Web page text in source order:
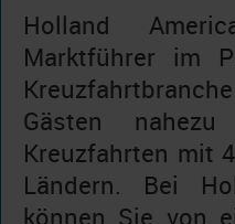
Holland
Marktführer im
Gästen
Kreuzfahrten mit
Ländern. Bei
können Sie von